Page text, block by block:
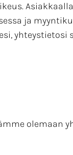
ja
olemaan